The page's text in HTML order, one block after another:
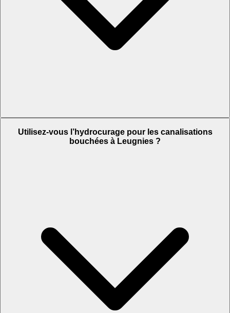
Utilisez-vous l’hydrocurage pour les canalisations
bouchées à Leugnies ?